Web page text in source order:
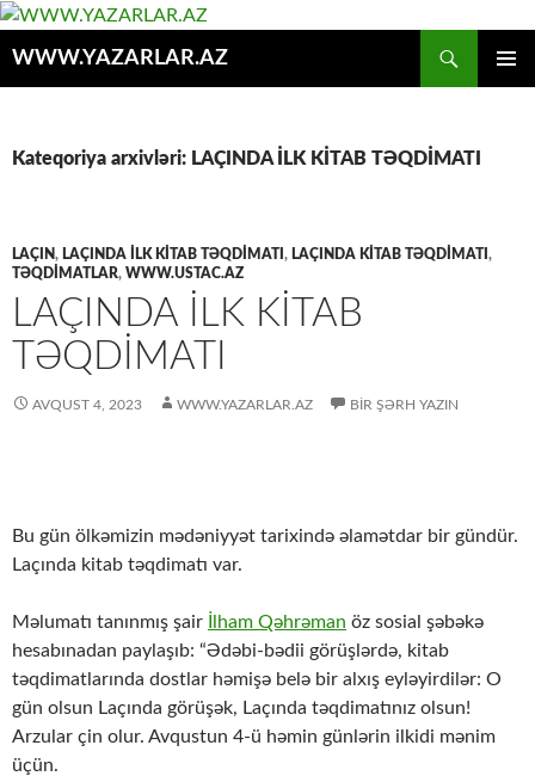
WWW.YAZARLAR.AZ
Kateqoriya arxivləri: LAÇINDA İLK KİTAB TƏQDİMATI
LAÇIN, LAÇINDA İLK KİTAB TƏQDİMATI , LAÇINDA KİTAB TƏQDİMATI ,
TƏQDİMATLAR, WWW.USTAC.AZ
LAÇINDA ILK KITAB
TƏQDIMATI
AVQUST 4, 2023 WWW.YAZARLAR.AZ BIR ŞƏRH YAZIN
Bu gün ölkəmizin mədəniyyət tarixində əlamətdar bir gündür.
Laçında kitab təqdimatı var.
Məlumatı tanınmış şair İlham Qəhrəman öz sosial şəbəkə
hesabınadan paylaşıb: “Ədəbi-bədii görüşlərdə, kitab
təqdimatlarında dostlar həmişə belə bir alxış eyləyirdilər: O
gün olsun Laçında görüşək, Laçında təqdimatınız olsun!
Arzular çin olur. Avqustun 4-ü həmin günlərin ilkidi mənim
üçün.